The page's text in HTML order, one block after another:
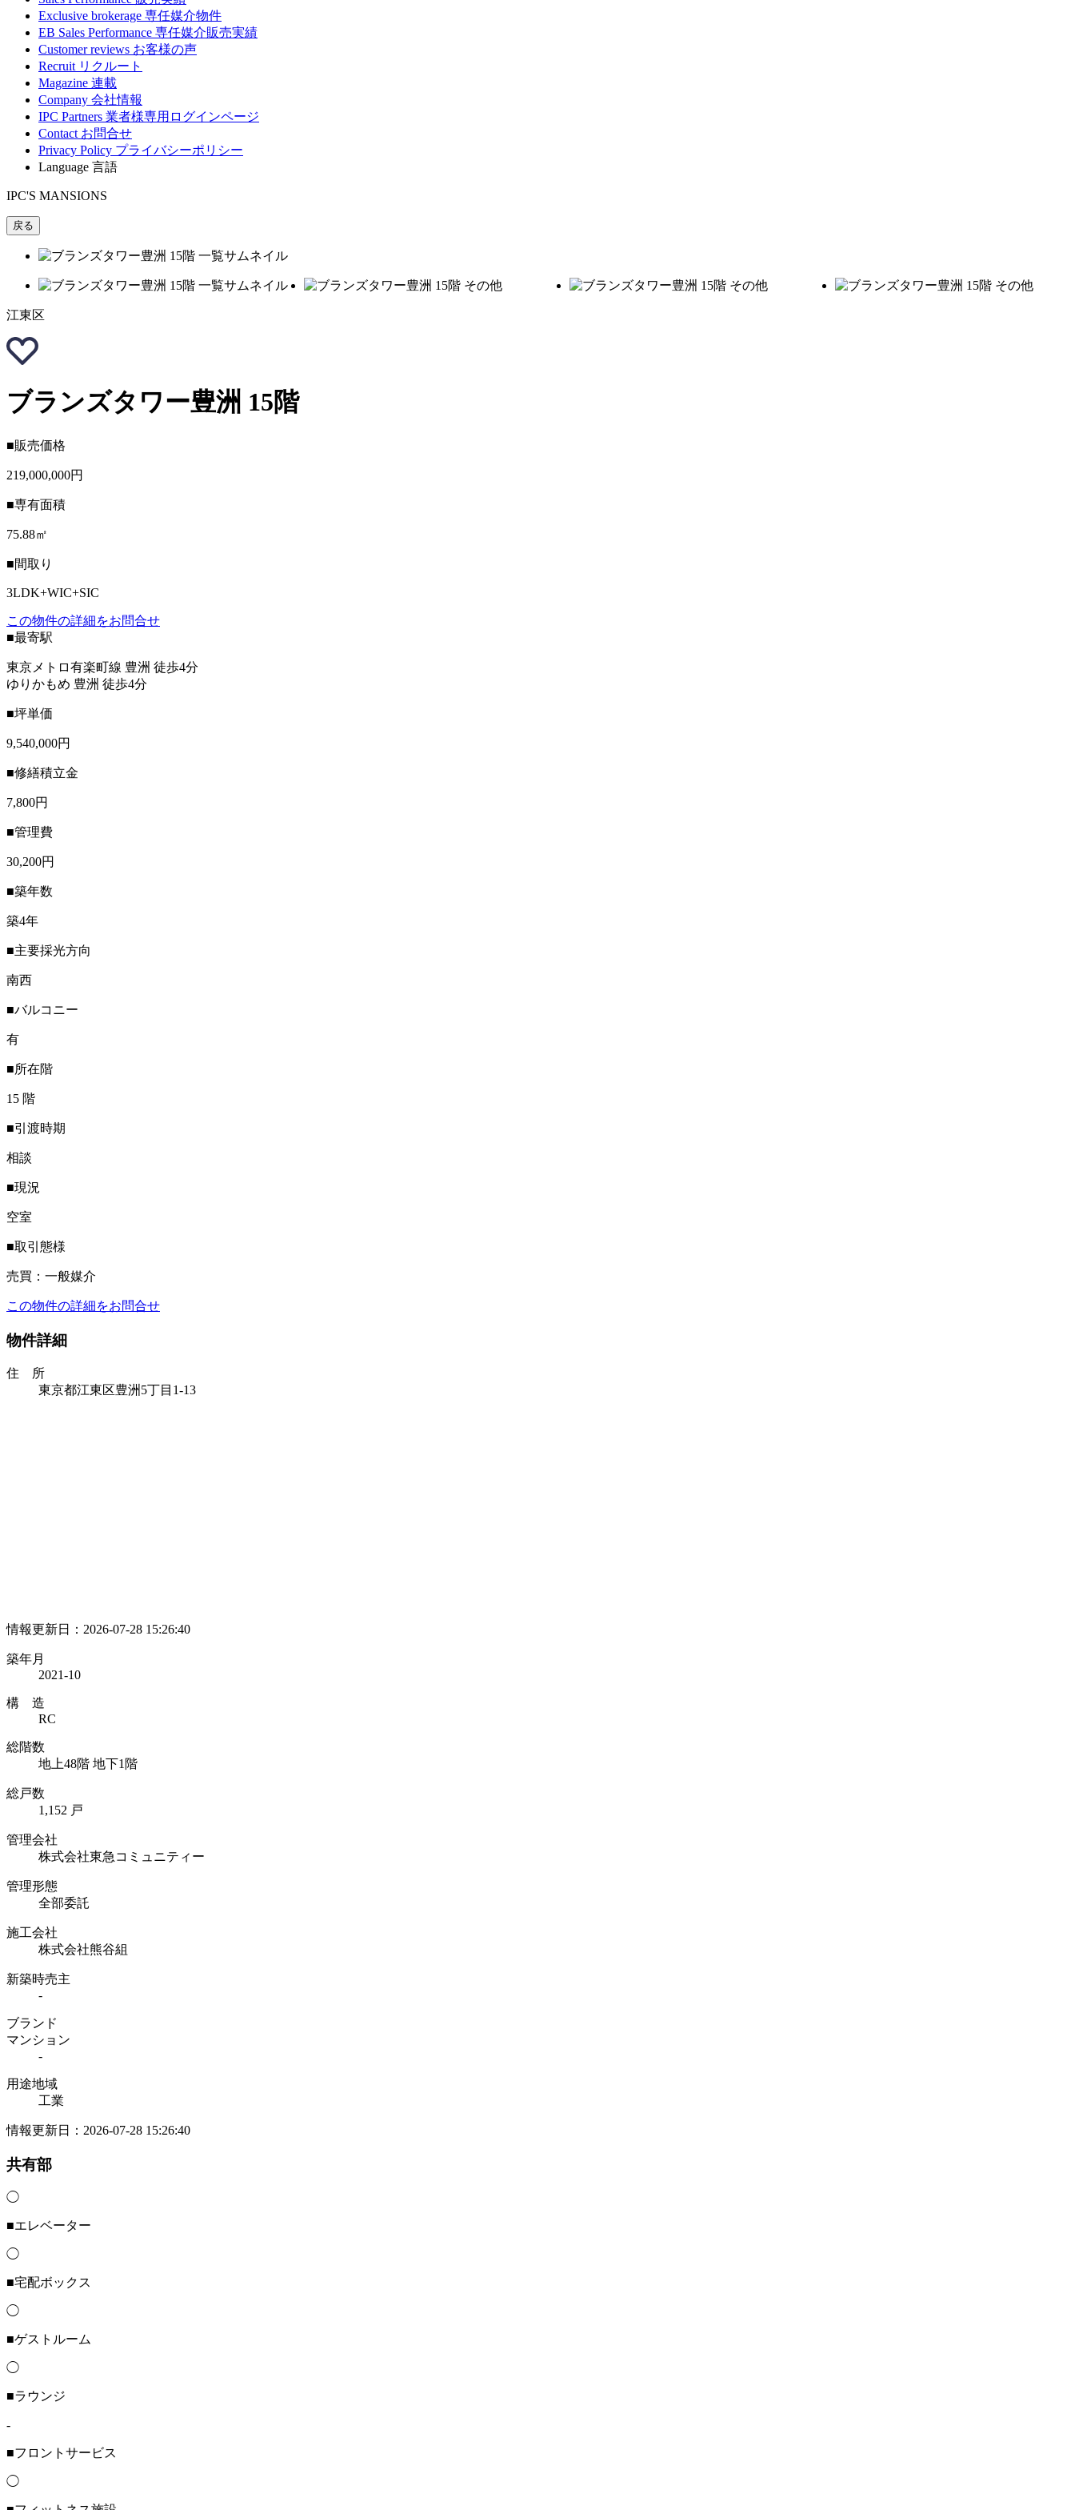
Exclusive brokerage 専任媒介物件
EB Sales Performance 専任媒介販売実績
Customer reviews お客様の声
Recruit リクルート
Magazine 連載
Company 会社情報
IPC Partners 業者様専用ログインページ
Contact お問合せ
Privacy Policy プライバシーポリシー
Language 言語
IPC'S MANSIONS
戻る
江東区
ブランズタワー豊洲 15階
■販売価格
219,000,000円
■専有面積
75.88㎡
■間取り
3LDK+WIC+SIC
この物件の詳細をお問合せ
■最寄駅
東京メトロ有楽町線 豊洲 徒歩4分
ゆりかもめ 豊洲 徒歩4分
■坪単価
9,540,000円
■修繕積立金
7,800円
■管理費
30,200円
■築年数
築4年
■主要採光方向
南西
■バルコニー
有
■所在階
15 階
■引渡時期
相談
■現況
空室
■取引態様
売買：一般媒介
この物件の詳細をお問合せ
物件詳細
住 所
東京都江東区豊洲5丁目1-13
情報更新日：2026-07-28 15:26:40
築年月
2021-10
構 造
RC
総階数
地上48階 地下1階
総戸数
1,152 戸
管理会社
株式会社東急コミュニティー
管理形態
全部委託
施工会社
株式会社熊谷組
新築時売主
-
ブランド
マンション
-
用途地域
工業
情報更新日：2026-07-28 15:26:40
共有部
◯
■エレベーター
◯
■宅配ボックス
◯
■ゲストルーム
◯
■ラウンジ
-
■フロントサービス
◯